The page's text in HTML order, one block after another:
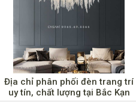
Địa chỉ phân phối đèn trang trí
uy tín, chất lượng tại Bắc Kạn